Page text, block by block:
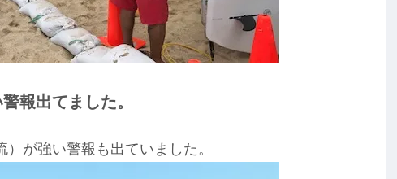
報出てました。
が強い警報も出ていました。